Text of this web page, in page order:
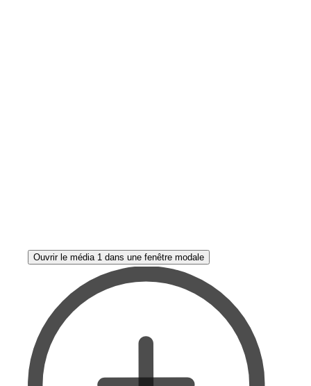
Ouvrir le média 1 dans une fenêtre modale